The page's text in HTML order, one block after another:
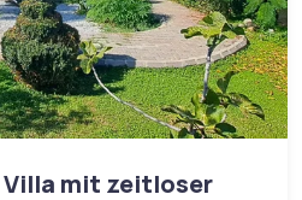
mit zeitloser